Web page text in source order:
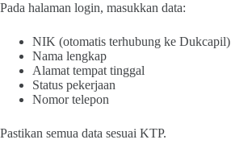
Pada halaman login, masukkan data:
NIK (otomatis terhubung ke Dukcapil)
Nama lengkap
Alamat tempat tinggal
Status pekerjaan
Nomor telepon
Pastikan semua data sesuai KTP.